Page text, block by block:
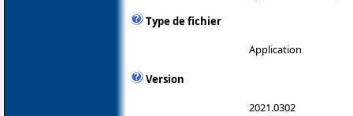
Type de fichier
Application
Version
2021.0302